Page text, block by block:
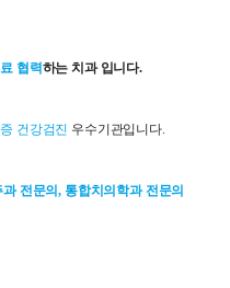
협력하는 치과 입니다.
건강검진 우수기관입니다.
전문의, 통합치의학과 전문의